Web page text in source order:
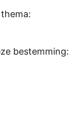
bestemming: